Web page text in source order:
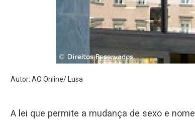
Autor: AO Online/ Lusa
A lei que permite a mudança de sexo e